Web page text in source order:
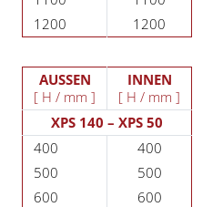
1200
1200
AUSSEN
INNEN
[ H / mm ]
[ H / mm ]
XPS 140 – XPS 50
400
400
500
500
600
600